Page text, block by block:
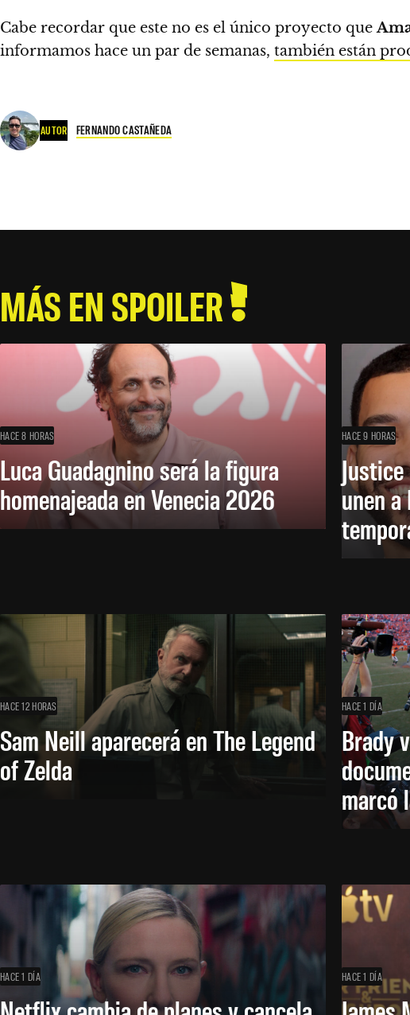
Cabe recordar que este no es el único proyecto que
informamos hace un par de semanas, también están
AUTOR FERNANDO CASTAÑEDA
MÁS EN SPOILER
HACE 8 HORAS
Luca Guadagnino será la figura
homenajeada en Venecia 2026
HACE 9 HORAS
unen
HACE 12 HORAS
Sam Neill aparecerá en The Legend
of Zelda
HACE 1 DÍA
Brady
marcó
HACE 1 DÍA HACE 1 DÍA